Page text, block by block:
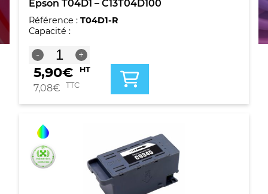
Epson T04D1 – C13T04D100
Référence : T04D1-R
Capacité :
-
quantité
de
Collecteur
d'encre
compatible
T04D1
-
C13T04D100
+
5,90€ HT
7,08€ TTC